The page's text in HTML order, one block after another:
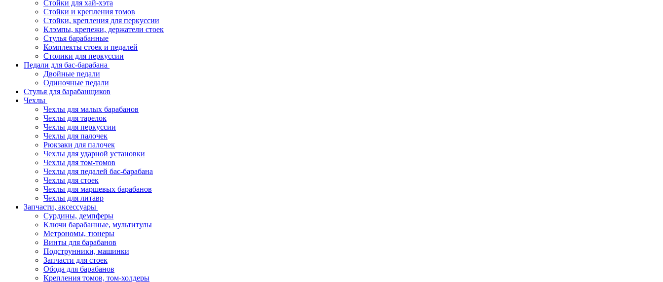
Стойки для хай-хэта
Стойки и крепления томов
Стойки, крепления для перкуссии
Клэмпы, крепежи, держатели стоек
Стулья барабанные
Комплекты стоек и педалей
Столики для перкуссии
Педали для бас-барабана
Двойные педали
Одиночные педали
Стулья для барабанщиков
Чехлы
Чехлы для малых барабанов
Чехлы для тарелок
Чехлы для перкуссии
Чехлы для палочек
Рюкзаки для палочек
Чехлы для ударной установки
Чехлы для том-томов
Чехлы для педалей бас-барабана
Чехлы для стоек
Чехлы для маршевых барабанов
Чехлы для литавр
Запчасти, аксессуары
Сурдины, демпферы
Ключи барабанные, мультитулы
Метрономы, тюнеры
Винты для барабанов
Подструнники, машинки
Запчасти для стоек
Обода для барабанов
Крепления томов, том-холдеры